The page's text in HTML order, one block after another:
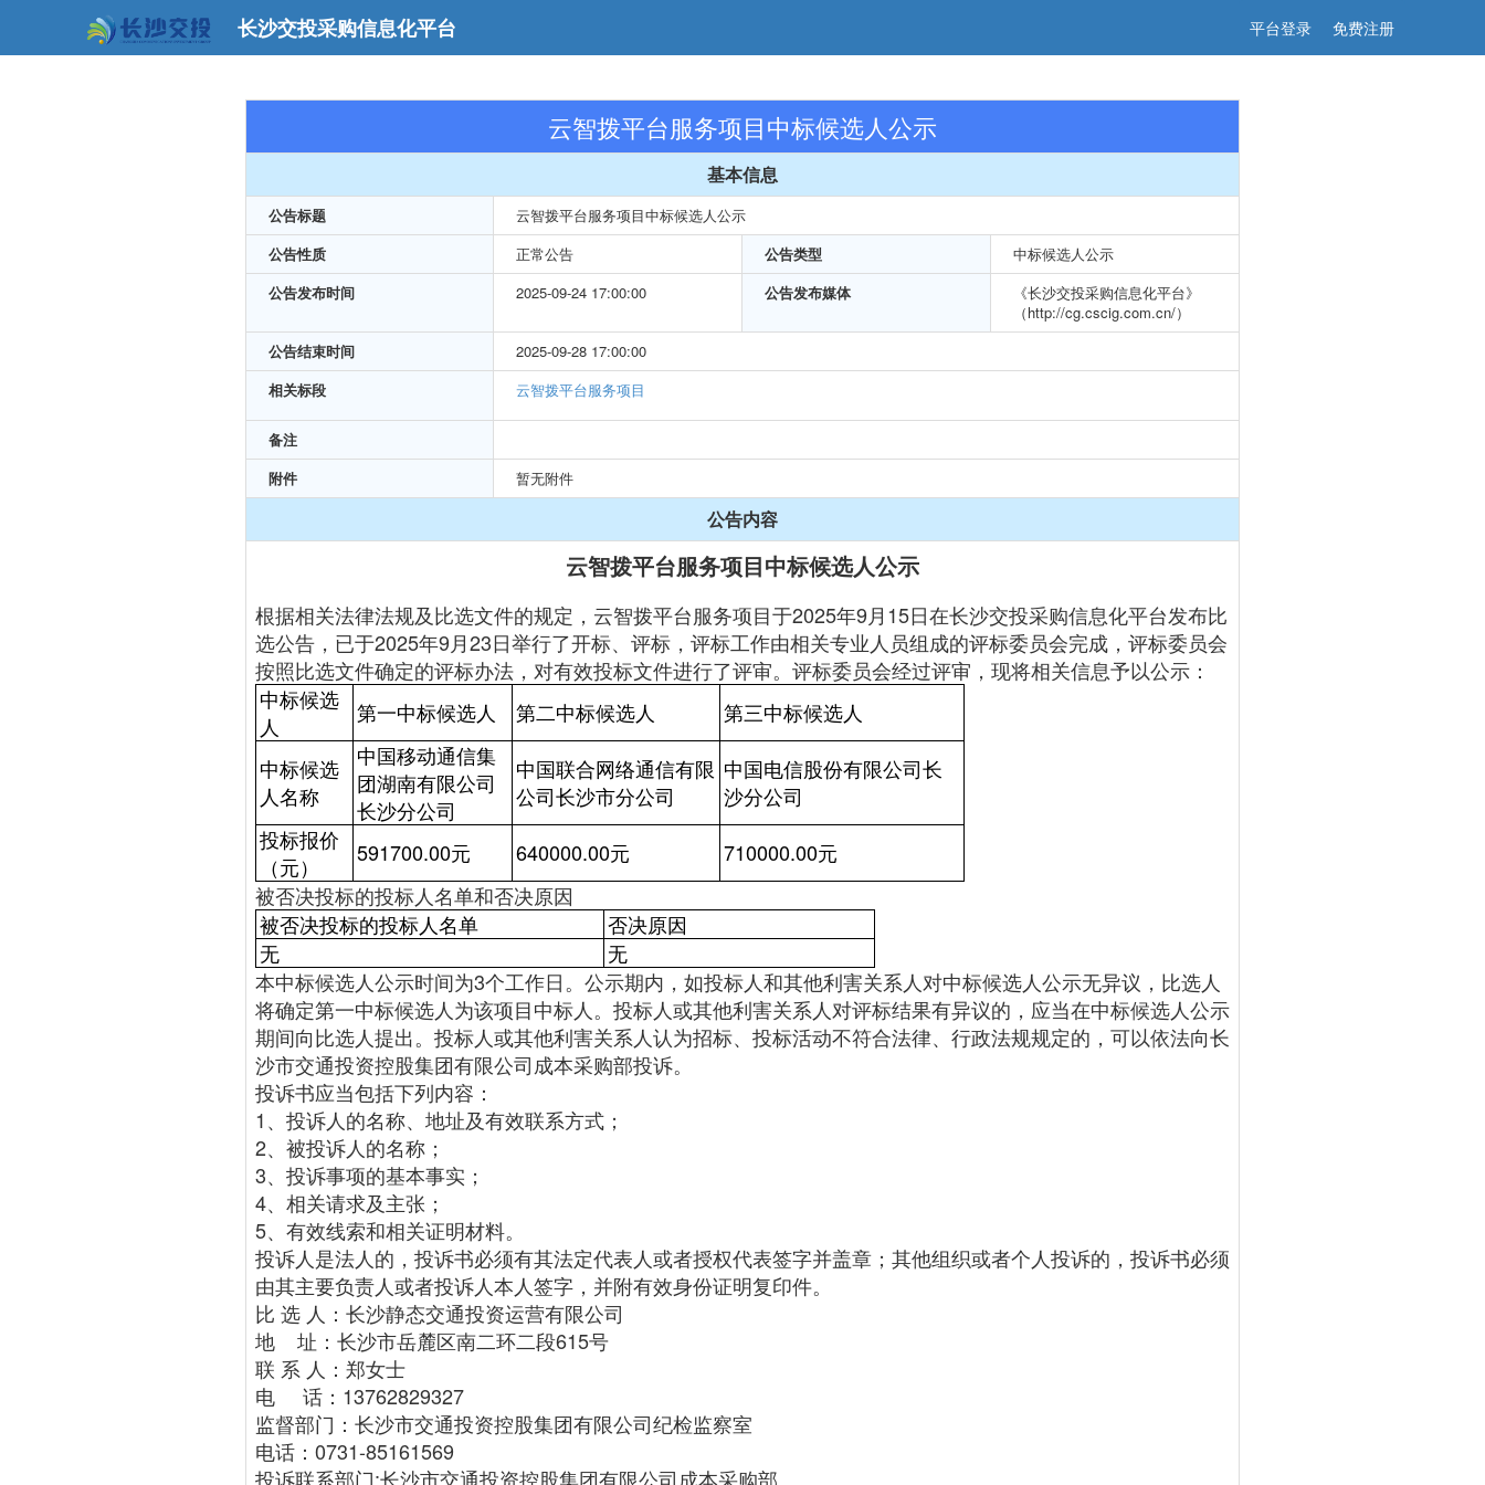
长沙交投采购信息化平台 平台登录 免费注册
云智拨平台服务项目中标候选人公示
基本信息
公告标题
云智拨平台服务项目中标候选人公示
公告性质
正常公告 公告类型
中标候选人公示
公告发布时间
2025-09-24 17:00:00 公告发布媒体
《长沙交投采购信息化平台》
（http://cg.cscig.com.cn/）
公告结束时间
2025-09-28 17:00:00
相关标段
云智拨平台服务项目
备注
附件
暂无附件
公告内容
云智拨平台服务项目中标候选人公示
根据相关法律法规及比选文件的规定，云智拨平台服务项目于2025年9月15日在长沙交投采购信息化平台发布比
选公告，已于2025年9月23日举行了开标、评标，评标工作由相关专业人员组成的评标委员会完成，评标委员会
按照比选文件确定的评标办法，对有效投标文件进行了评审。评标委员会经过评审，现将相关信息予以公示：
中标候选
人
第一中标候选人 第二中标候选人
第三中标候选人
中标候选
人名称
中国移动通信集
团湖南有限公司
长沙分公司
中国联合网络通信有限
公司长沙市分公司
中国电信股份有限公司长
沙分公司
投标报价
（元）
591700.00元 640000.00元
710000.00元
被否决投标的投标人名单和否决原因
被否决投标的投标人名单
否决原因
无
无
本中标候选人公示时间为3个工作日。公示期内，如投标人和其他利害关系人对中标候选人公示无异议，比选人
将确定第一中标候选人为该项目中标人。投标人或其他利害关系人对评标结果有异议的，应当在中标候选人公示
期间向比选人提出。投标人或其他利害关系人认为招标、投标活动不符合法律、行政法规规定的，可以依法向长
沙市交通投资控股集团有限公司成本采购部投诉。
投诉书应当包括下列内容：
1、投诉人的名称、地址及有效联系方式；
2、被投诉人的名称；
3、投诉事项的基本事实；
4、相关请求及主张；
5、有效线索和相关证明材料。
投诉人是法人的，投诉书必须有其法定代表人或者授权代表签字并盖章；其他组织或者个人投诉的，投诉书必须
由其主要负责人或者投诉人本人签字，并附有效身份证明复印件。
比 选 人：长沙静态交通投资运营有限公司
地 址：长沙市岳麓区南二环二段615号
联 系 人：郑女士
电 话：13762829327
监督部门：长沙市交通投资控股集团有限公司纪检监察室
电话：0731-85161569
投诉联系部门:长沙市交通投资控股集团有限公司成本采购部